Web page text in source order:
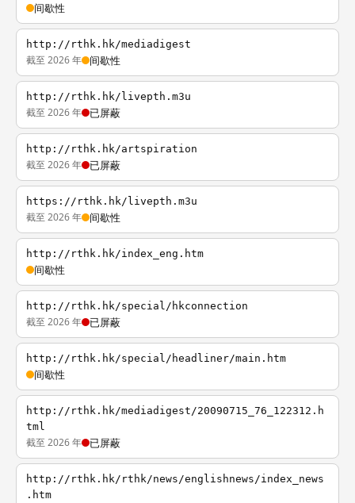
间歇性
http://rthk.hk/mediadigest
截至 2026 年 间歇性
http://rthk.hk/livepth.m3u
截至 2026 年 已屏蔽
http://rthk.hk/artspiration
截至 2026 年 已屏蔽
https://rthk.hk/livepth.m3u
截至 2026 年 间歇性
http://rthk.hk/index_eng.htm
间歇性
http://rthk.hk/special/hkconnection
截至 2026 年 已屏蔽
http://rthk.hk/special/headliner/main.htm
间歇性
http://rthk.hk/mediadigest/20090715_76_122312.h
tml
截至 2026 年 已屏蔽
http://rthk.hk/rthk/news/englishnews/index_news
.htm